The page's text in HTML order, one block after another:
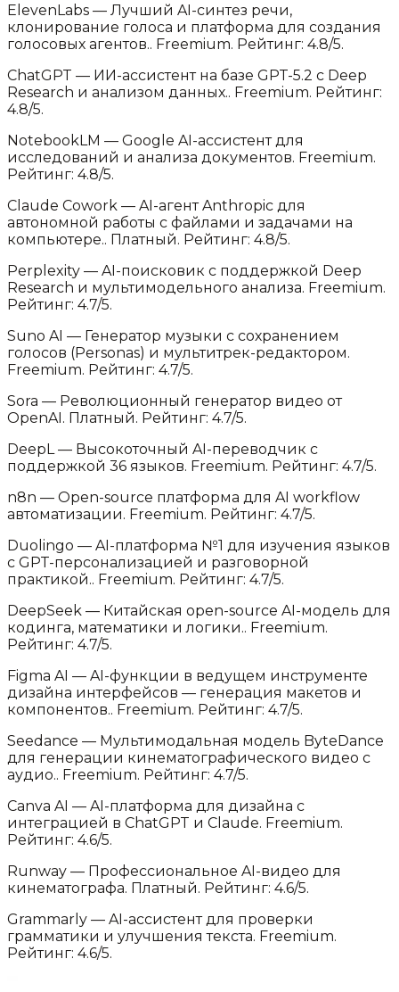
ElevenLabs — Лучший AI-синтез речи,
клонирование голоса и платформа для создания
голосовых агентов.. Freemium. Рейтинг: 4.8/5.
ChatGPT — ИИ-ассистент на базе GPT-5.2 с Deep
Research и анализом данных.. Freemium. Рейтинг:
4.8/5.
NotebookLM — Google AI-ассистент для
исследований и анализа документов. Freemium.
Рейтинг: 4.8/5.
Claude Cowork — AI-агент Anthropic для
автономной работы с файлами и задачами на
компьютере.. Платный. Рейтинг: 4.8/5.
Perplexity — AI-поисковик с поддержкой Deep
Research и мультимодельного анализа. Freemium.
Рейтинг: 4.7/5.
Suno AI — Генератор музыки с сохранением
голосов (Personas) и мультитрек-редактором.
Freemium. Рейтинг: 4.7/5.
Sora — Революционный генератор видео от
OpenAI. Платный. Рейтинг: 4.7/5.
DeepL— Высокоточный AI-переводчик с
поддержкой 36 языков. Freemium. Рейтинг: 4.7/5.
n8n — Open-source платформа для AI workflow
автоматизации. Freemium. Рейтинг: 4.7/5.
Duolingo — AI-платформа №1 для изучения языков
с GPT-персонализацией и разговорной
практикой.. Freemium. Рейтинг: 4.7/5.
DeepSeek — Китайская open-source AI-модель для
кодинга, математики и логики.. Freemium.
Рейтинг: 4.7/5.
Figma AI — AI-функции в ведущем инструменте
дизайна интерфейсов — генерация макетов и
компонентов.. Freemium. Рейтинг: 4.7/5.
Seedance — Мультимодальная модель ByteDance
для генерации кинематографического видео с
аудио.. Freemium. Рейтинг: 4.7/5.
Canva AI — AI-платформа для дизайна с
интеграцией в ChatGPT и Claude. Freemium.
Рейтинг: 4.6/5.
Runway — Профессиональное AI-видео для
кинематографа. Платный. Рейтинг: 4.6/5.
Grammarly — AI-ассистент для проверки
грамматики и улучшения текста. Freemium.
Рейтинг: 4.6/5.